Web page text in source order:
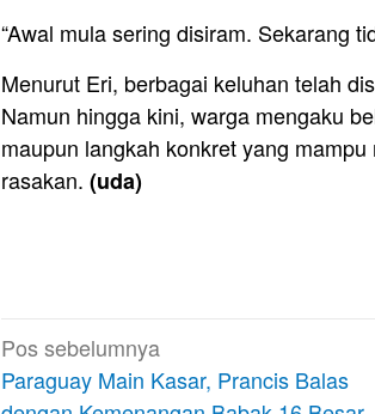
“Awal mula sering disiram. Sekarang
Menurut Eri, berbagai keluhan telah
Namun hingga kini, warga mengaku
maupun langkah konkret yang
rasakan. (uda)
Navigasi
pos
Pos sebelumnya
Paraguay Main Kasar, Prancis Balas